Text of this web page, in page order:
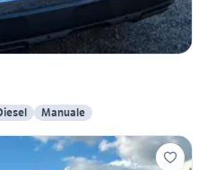
Manuale